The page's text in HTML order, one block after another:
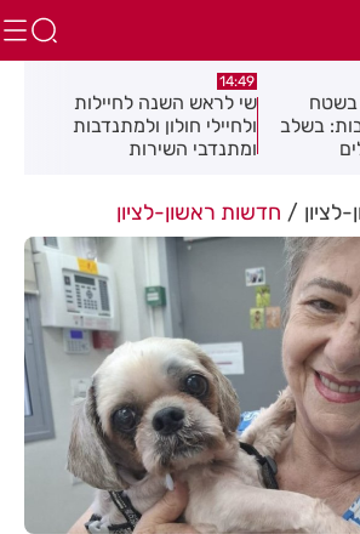
בשטח
בשלב
14:49
שי לראש השנה לחיילות
ולחיילי חולון ולמתנדבות
ומתנדבי השירות
לציון חדשות ראשון-לציון